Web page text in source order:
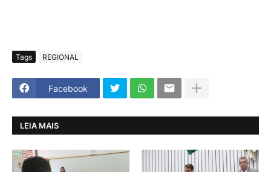
Tags REGIONAL
Facebook
LEIA MAIS